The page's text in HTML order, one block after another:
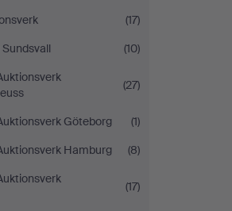
(17)
(10)
(27)
Göteborg
(1)
Hamburg
(8)
(17)